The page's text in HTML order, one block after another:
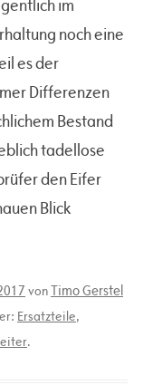
im
noch eine
es der
Differenzen
Bestand
tadellose
den Eifer
Blick
vonTimo Gerstel
Ersatzteile,
.